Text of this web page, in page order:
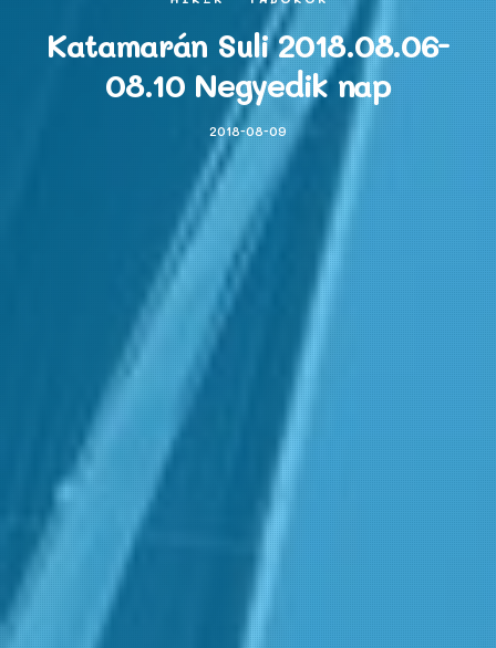
Katamarán Suli 2018.08.06-
08.10 Negyedik nap
2018-08-09